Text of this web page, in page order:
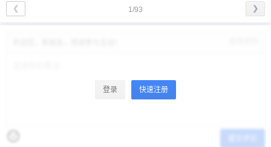
1/93
❮ ❯
登录 快速注册